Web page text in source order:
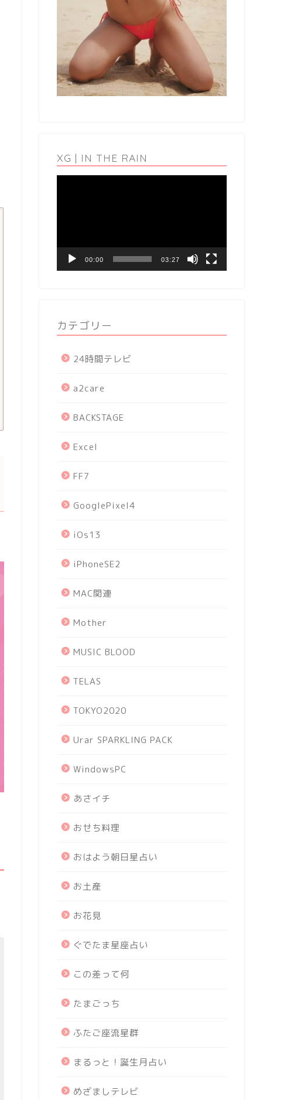
XG | IN THE RAIN
ヤ
00:00 03:27
カテゴリー
24時間テレビ
a2care
BACKSTAGE
Excel
FF7
GooglePixel4
iOs13
iPhoneSE2
MAC関連
Mother
MUSIC BLOOD
TELAS
TOKYO2020
Urar SPARKLING PACK
WindowsPC
あさイチ
おせち料理
おはよう朝日星占い
お土産
お花見
ぐでたま星座占い
この差って何
たまごっち
ふたご座流星群
まるっと！誕生月占い
めざましテレビ